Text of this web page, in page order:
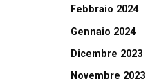
Febbraio 2024
Gennaio 2024
Dicembre 2023
Novembre 2023